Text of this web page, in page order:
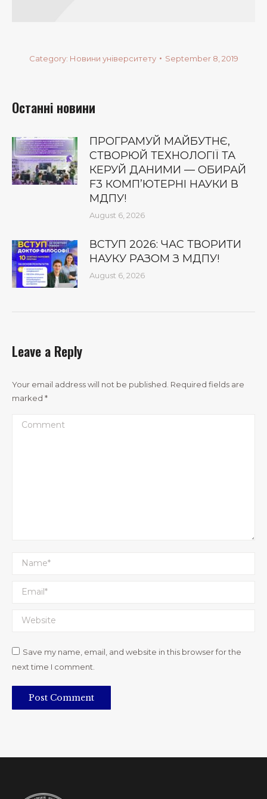
Category: Новини університету September 8, 2019
Останні новини
ПРОГРАМУЙ МАЙБУТНЄ,
СТВОРЮЙ ТЕХНОЛОГІЇ ТА
КЕРУЙ ДАНИМИ — ОБИРАЙ
F3 КОМП’ЮТЕРНІ НАУКИ В
МДПУ!
August 6, 2026
ВСТУП 2026: ЧАС ТВОРИТИ
НАУКУ РАЗОМ З МДПУ!
August 6, 2026
Leave a Reply
Your email address will not be published. Required fields are
marked *
Comment
Name *
Email *
Website
Save my name, email, and website in this browser for the
next time I comment.
Post Comment